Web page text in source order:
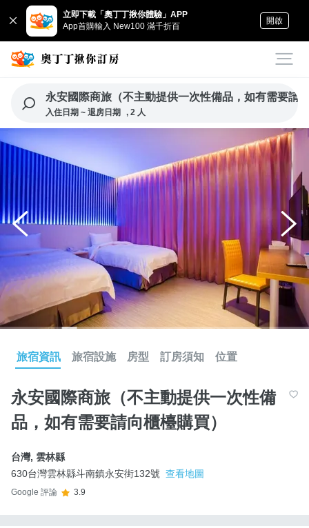
立即下載「奧丁丁揪你體驗」APP
App首購輸入 New100 滿千折百
開啟
永安國際商旅（不主動提供一次性備品，如有需要請
入住日期 ~ 退房日期 , 2 人
旅宿資訊 旅宿設施 房型 訂房須知 位置
永安國際商旅（不主動提供一次性備
品，如有需要請向櫃檯購買）
台灣, 雲林縣
630台灣雲林縣斗南鎮永安街132號 查看地圖
Google 評論 3.9